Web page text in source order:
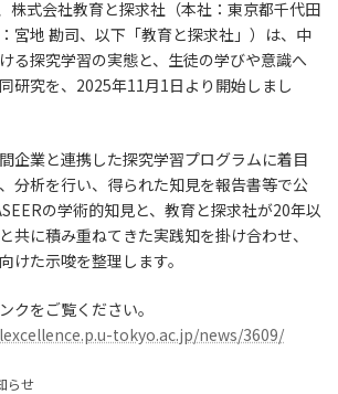
株式会社教育と探求社（本社：東京都千代田
宮地 勘司、以下「教育と探求社」）は、中
る探究学習の実態と、生徒の学びや意識へ
研究を、2025年11月1日より開始しまし
企業と連携した探究学習プログラムに着目
分析を行い、得られた知見を報告書等で公
の学術的知見と、教育と探求社が20年以
共に積み重ねてきた実践知を掛け合わせ、
けた示唆を整理します。
クをご覧ください。
tokyo.ac.jp/news/3609/
らせ